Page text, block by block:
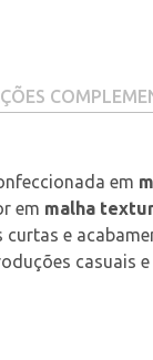
em
em malha
e
casuais